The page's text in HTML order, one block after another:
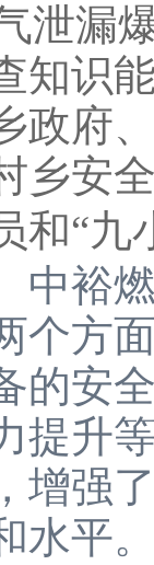
泄漏
知识
政府
乡安
和“九
中裕
个方
的安
提升
增强
水平